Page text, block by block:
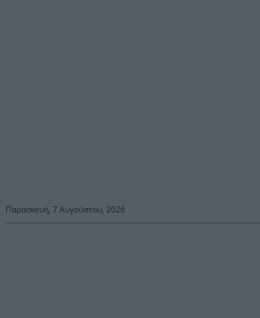
Παρασκευή, 7 Αυγούστου, 2026